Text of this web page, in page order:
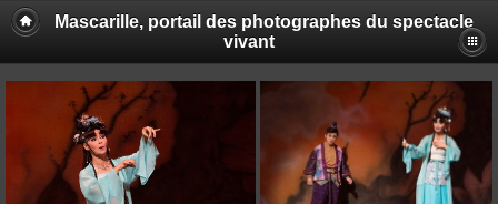
Mascarille, portail des photographes du spectacle
vivant